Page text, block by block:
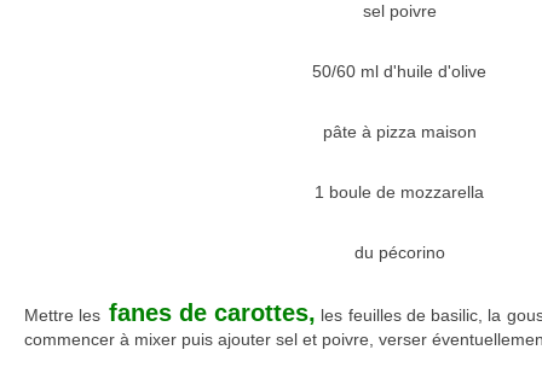
sel poivre
50/60 ml d'huile d'olive
pâte à pizza maison
1 boule de mozzarella
du pécorino
Mettre les fanes de carottes, les feuilles de basilic, la
commencer à mixer puis ajouter sel et poivre, verser